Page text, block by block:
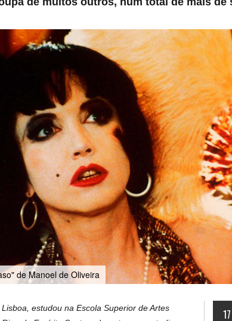
de Manoel de Oliveira
estudou na Escola Superior de Artes